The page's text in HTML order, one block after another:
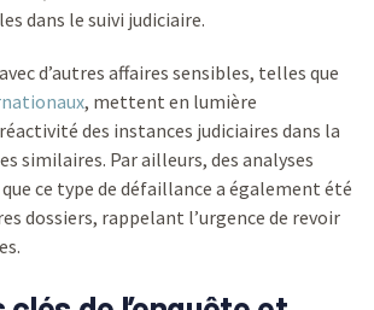
dans le suivi judiciaire.
d’autres affaires sensibles, telles que
, mettent en lumière
des instances judiciaires dans la
similaires. Par ailleurs, des analyses
ce type de défaillance a également été
dossiers, rappelant l’urgence de revoir